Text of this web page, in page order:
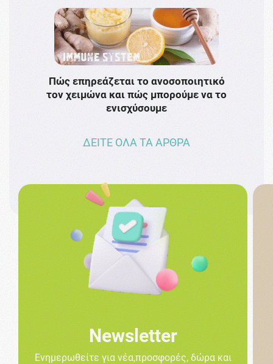
Πώς επηρεάζεται το ανοσοποιητικό
τον χειμώνα και πώς μπορούμε να το
ενισχύσουμε
ΔΕΙΤΕ ΟΛΑ ΤΑ ΑΡΘΡΑ
Newsletter
Ενημερωθείτε για νέα,προσφορές, δώρα και